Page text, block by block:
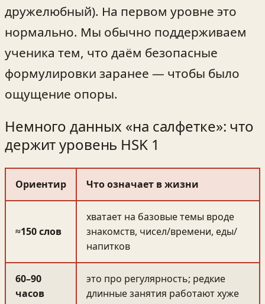
дружелюбный). На первом уровне это
нормально. Мы обычно поддерживаем
ученика тем, что даём безопасные
формулировки заранее — чтобы было
ощущение опоры.
Немного данных «на салфетке»: что
держит уровень HSK 1
Ориентир Что означает в жизни
≈150 слов
хватает на базовые темы вроде
знакомств, чисел/времени, еды/
напитков
60–90
часов
это про регулярность; редкие
длинные занятия работают хуже